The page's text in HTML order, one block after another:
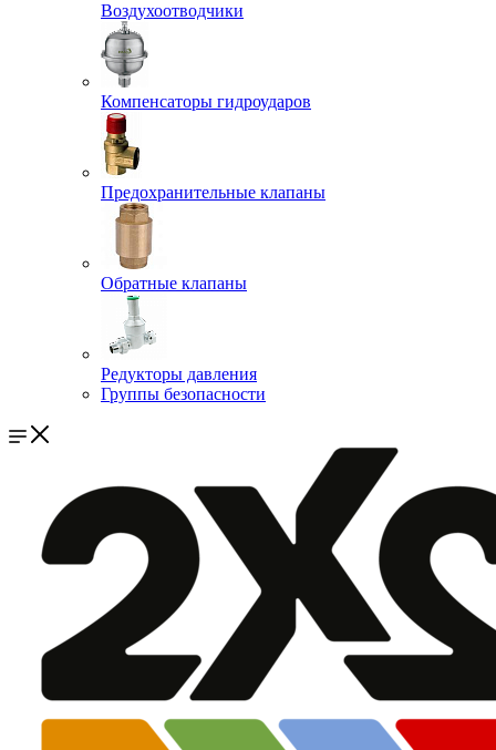
Воздухоотводчики
Компенсаторы гидроударов
Предохранительные клапаны
Обратные клапаны
Редукторы давления
Группы безопасности